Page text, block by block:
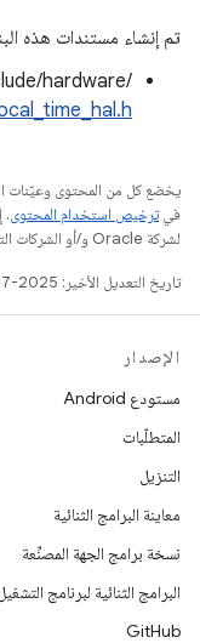
تم إنشاء مستندات هذه
hardware/
يخضع كل من المحتوى وعيّنات
فيترخيص استخدام المحتوى
لشركة Oracle و/أو الشركات التابعة لها.
تاريخ التعديل الأخير: 2025-07-27 (حسب التوقيت العالمي المتفَّق عليه)
الإصدار
مستودع Android
المتطلّبات
التنزيل
معاينة البرامج الثنائية
نسخة برامج الجهة المصنِّعة
البرامج الثنائية لبرنامج
GitHub